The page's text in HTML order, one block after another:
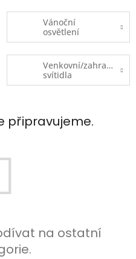
Vánoční
osvětlení
Venkovní/zahradní
svítidla
připravujeme.
na ostatní